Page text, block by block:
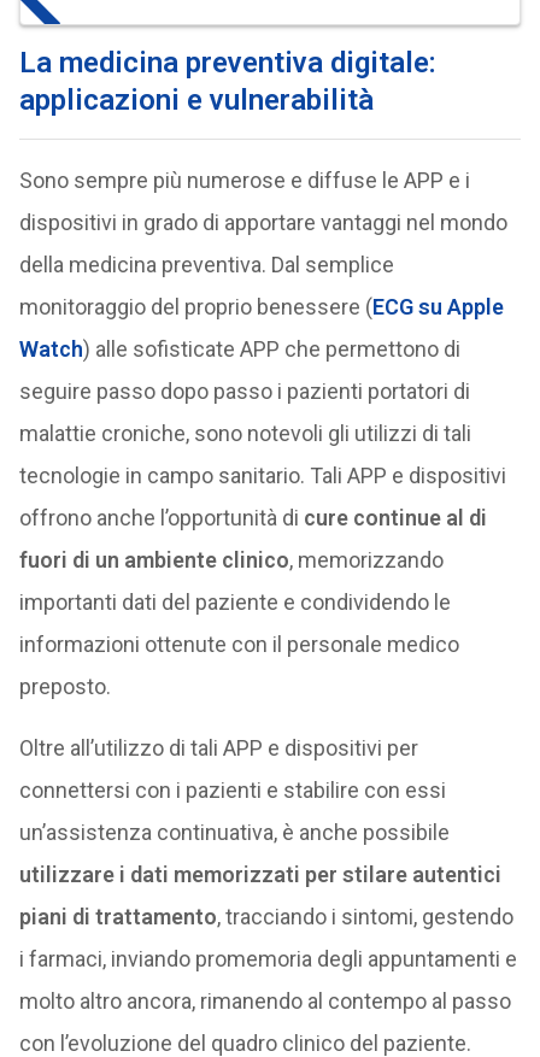
La medicina preventiva digitale:
applicazioni e vulnerabilità
Sono sempre più numerose e diffuse le APP e i
dispositivi in grado di apportare vantaggi nel mondo
della medicina preventiva. Dal semplice
monitoraggio del proprio benessere (ECG su Apple
Watch) alle sofisticate APP che permettono di
seguire passo dopo passo i pazienti portatori di
malattie croniche, sono notevoli gli utilizzi di tali
tecnologie in campo sanitario. Tali APP e dispositivi
offrono anche l’opportunità di cure continue al di
fuori di un ambiente clinico, memorizzando
importanti dati del paziente e condividendo le
informazioni ottenute con il personale medico
preposto.
Oltre all’utilizzo di tali APP e dispositivi per
connettersi con i pazienti e stabilire con essi
un’assistenza continuativa, è anche possibile
utilizzare i dati memorizzati per stilare autentici
piani di trattamento, tracciando i sintomi, gestendo
i farmaci, inviando promemoria degli appuntamenti e
molto altro ancora, rimanendo al contempo al passo
con l’evoluzione del quadro clinico del paziente.